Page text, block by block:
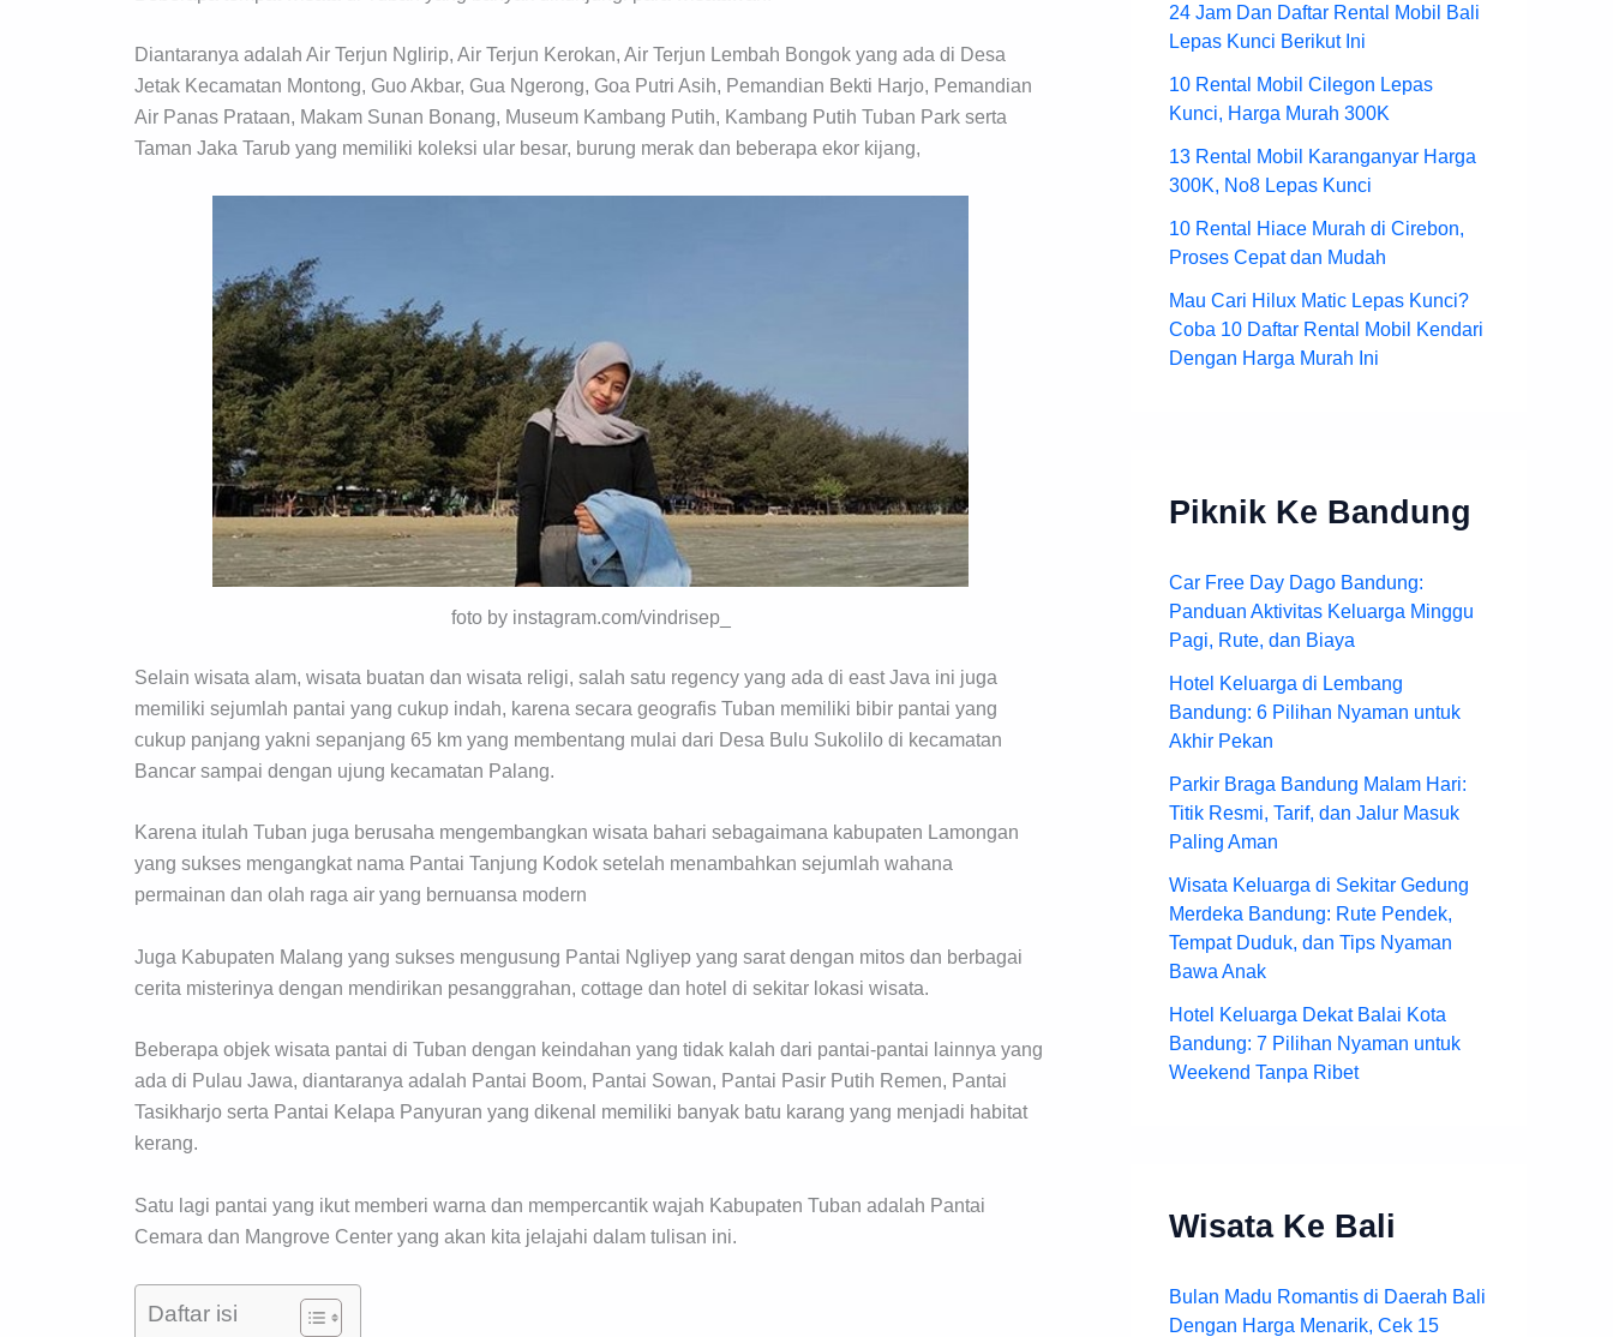
Diantaranya adalah Air Terjun Nglirip, Air Terjun Kerokan, Air Terjun Lembah Bongok yang ada di Desa
Jetak Kecamatan Montong, Guo Akbar, Gua Ngerong, Goa Putri Asih, Pemandian Bekti Harjo, Pemandian
Air Panas Prataan, Makam Sunan Bonang, Museum Kambang Putih, Kambang Putih Tuban Park serta
Taman Jaka Tarub yang memiliki koleksi ular besar, burung merak dan beberapa ekor kijang,
foto by instagram.com/vindrisep_
Selain wisata alam, wisata buatan dan wisata religi, salah satu regency yang ada di east Java ini juga
memiliki sejumlah pantai yang cukup indah, karena secara geografis Tuban memiliki bibir pantai yang
cukup panjang yakni sepanjang 65 km yang membentang mulai dari Desa Bulu Sukolilo di kecamatan
Bancar sampai dengan ujung kecamatan Palang.
Karena itulah Tuban juga berusaha mengembangkan wisata bahari sebagaimana kabupaten Lamongan
yang sukses mengangkat nama Pantai Tanjung Kodok setelah menambahkan sejumlah wahana
permainan dan olah raga air yang bernuansa modern
Juga Kabupaten Malang yang sukses mengusung Pantai Ngliyep yang sarat dengan mitos dan berbagai
cerita misterinya dengan mendirikan pesanggrahan, cottage dan hotel di sekitar lokasi wisata.
Beberapa objek wisata pantai di Tuban dengan keindahan yang tidak kalah dari pantai-pantai lainnya yang
ada di Pulau Jawa, diantaranya adalah Pantai Boom, Pantai Sowan, Pantai Pasir Putih Remen, Pantai
Tasikharjo serta Pantai Kelapa Panyuran yang dikenal memiliki banyak batu karang yang menjadi habitat
kerang.
Satu lagi pantai yang ikut memberi warna dan mempercantik wajah Kabupaten Tuban adalah Pantai
Cemara dan Mangrove Center yang akan kita jelajahi dalam tulisan ini.
Daftar isi
24 Jam Dan Daftar Rental Mobil Bali
Lepas Kunci Berikut Ini
10 Rental Mobil Cilegon Lepas
Kunci, Harga Murah 300K
13 Rental Mobil Karanganyar Harga
300K, No8 Lepas Kunci
10 Rental Hiace Murah di Cirebon,
Proses Cepat dan Mudah
Mau Cari Hilux Matic Lepas Kunci?
Coba 10 Daftar Rental Mobil Kendari
Dengan Harga Murah Ini
Piknik Ke Bandung
Car Free Day Dago Bandung:
Panduan Aktivitas Keluarga Minggu
Pagi, Rute, dan Biaya
Hotel Keluarga di Lembang
Bandung: 6 Pilihan Nyaman untuk
Akhir Pekan
Parkir Braga Bandung Malam Hari:
Titik Resmi, Tarif, dan Jalur Masuk
Paling Aman
Wisata Keluarga di Sekitar Gedung
Merdeka Bandung: Rute Pendek,
Tempat Duduk, dan Tips Nyaman
Bawa Anak
Hotel Keluarga Dekat Balai Kota
Bandung: 7 Pilihan Nyaman untuk
Weekend Tanpa Ribet
Wisata Ke Bali
Bulan Madu Romantis di Daerah Bali
Dengan Harga Menarik, Cek 15